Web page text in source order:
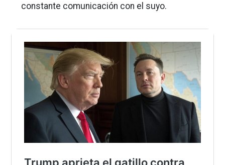
constante comunicación con el suyo.